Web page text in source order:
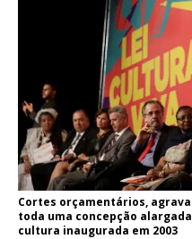
Cortes orçamentários,
toda uma concepção
cultura inaugurada em 2003